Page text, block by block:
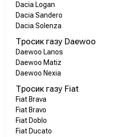
Dacia Logan
Dacia Sandero
Dacia Solenza
Тросик газу Daewoo
Daewoo Lanos
Daewoo Matiz
Daewoo Nexia
Тросик газу Fiat
Fiat Brava
Fiat Bravo
Fiat Doblo
Fiat Ducato